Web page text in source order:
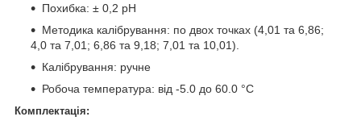
Похибка: ± 0,2 рН
Методика калібрування: по двох точках (4,01 та 6,86;
4,0 та 7,01; 6,86 та 9,18; 7,01 та 10,01).
Калібрування: ручне
Робоча температура: від -5.0 до 60.0 °C
Комплектація: